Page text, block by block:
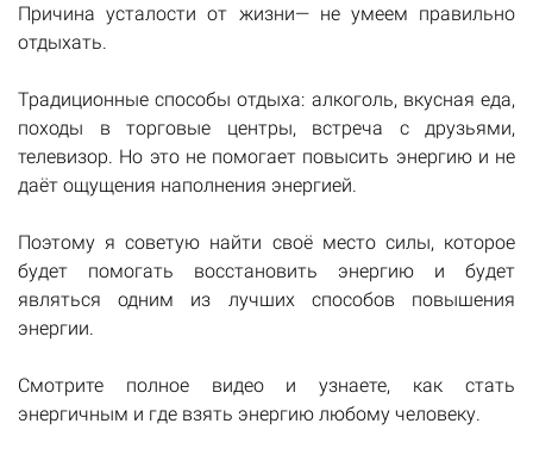
Причина усталости от жизни— не умеем правильно
отдыхать.
Традиционные способы отдыха: алкоголь, вкусная еда,
походы в торговые центры, встреча с друзьями,
телевизор. Но это не помогает повысить энергию и не
даёт ощущения наполнения энергией.
Поэтому я советую найти своё место силы, которое
будет помогать восстановить энергию и будет
являться одним из лучших способов повышения
энергии.
Смотрите полное видео и узнаете, как стать
энергичным и где взять энергию любому человеку.